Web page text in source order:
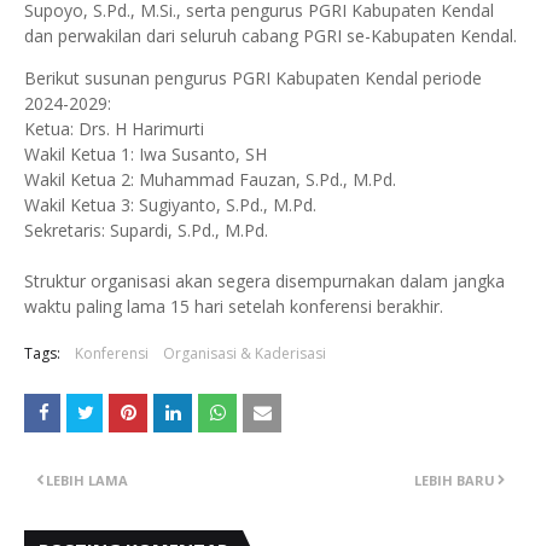
Supoyo, S.Pd., M.Si., serta pengurus PGRI Kabupaten Kendal
dan perwakilan dari seluruh cabang PGRI se-Kabupaten Kendal.
Berikut susunan pengurus PGRI Kabupaten Kendal periode
2024-2029:
Ketua: Drs. H Harimurti
Wakil Ketua 1: Iwa Susanto, SH
Wakil Ketua 2: Muhammad Fauzan, S.Pd., M.Pd.
Wakil Ketua 3: Sugiyanto, S.Pd., M.Pd.
Sekretaris: Supardi, S.Pd., M.Pd.
Struktur organisasi akan segera disempurnakan dalam jangka
waktu paling lama 15 hari setelah konferensi berakhir.
Tags: Konferensi Organisasi & Kaderisasi
LEBIH BARU
LEBIH LAMA